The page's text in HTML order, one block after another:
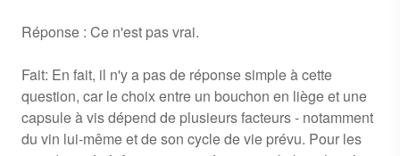
Réponse : Ce n'est pas vrai.
Fait: En fait, il n'y a pas de réponse simple à cette
question, car le choix entre un bouchon en liège et une
capsule à vis dépend de plusieurs facteurs - notamment
du vin lui-même et de son cycle de vie prévu. Pour les